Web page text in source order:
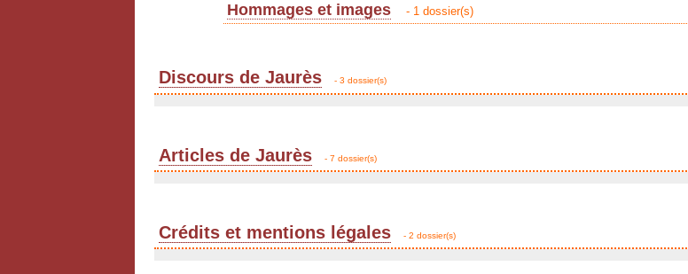
Hommages et images - 1 dossier(s)
Discours de Jaurès - 3 dossier(s)
Articles de Jaurès - 7 dossier(s)
Crédits et mentions légales - 2 dossier(s)